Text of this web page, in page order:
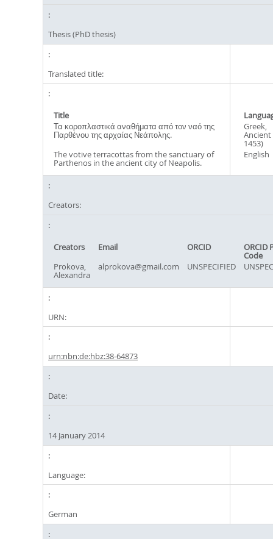
Thesis (PhD thesis)
Translated title:
Title
Τα κοροπλαστικά αναθήματα από τον ναό της
Παρθένου της αρχαίας Νεάπολης.
Greek,
1453)
The votive terracottas from the sanctuary of
Parthenos in the ancient city of Neapolis.
English
Creators:
Creators Email ORCID ORCID
Code
Prokova,
Alexandra
alprokova@gmail.com UNSPECIFIED
URN:
urn:nbn:de:hbz:38-64873
Date:
14 January 2014
Language:
German